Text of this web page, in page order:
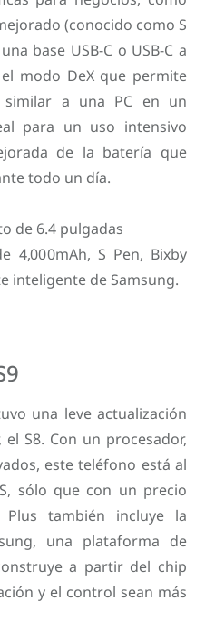
(conocido como S
base USB-C o USB-C a
modo DeX que permite
similar a una PC en un
para un uso intensivo
de la batería que
todo un día.
de 6.4 pulgadas
4,000mAh, S Pen, Bixby
inteligente de Samsung.
una leve actualización
S8. Con un procesador,
este teléfono está al
sólo que con un precio
también incluye la
una plataforma de
a partir del chip
y el control sean más